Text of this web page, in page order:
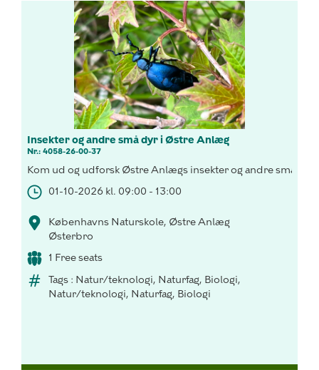
Insekter og andre små dyr i Østre Anlæg
Nr.: 4058-26-00-37
Kom ud og udforsk Østre Anlægs insekter og andre smådyr!
01-10-2026 kl. 09:00 - 13:00
Københavns Naturskole, Østre Anlæg
Østerbro
1 Free seats
Tags : Natur/teknologi, Naturfag, Biologi,
Natur/teknologi, Naturfag, Biologi